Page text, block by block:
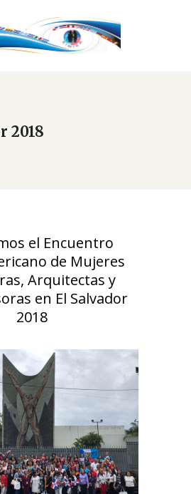
2018
el Encuentro
de Mujeres
Arquitectas y
en El Salvador
2018